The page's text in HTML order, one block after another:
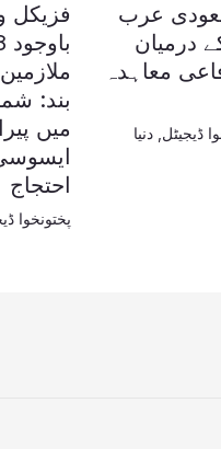
عرب
درمیان
معاہدہ
ڈیجیٹل دنیا
فزیکل
بند:
میں
احتجاج
پختونخوا